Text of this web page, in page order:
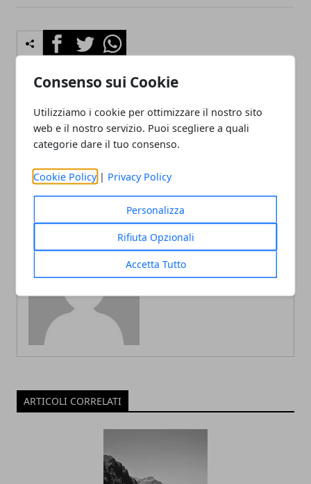
Consenso sui Cookie
Utilizziamo i cookie per ottimizzare il nostro sito
web e il nostro servizio. Puoi scegliere a quali
categorie dare il tuo consenso.
Cookie Policy | Privacy Policy
Personalizza
Rifiuta Opzionali
Accetta Tutto
FacebookTwitterWhatsapp
Articolo Precedente
Mostro: la serie TV su
Jeffrey Dahmer diventa
Articolo Successivo
Recensione − la trilogia di
Halloween diretta da David
Redazione
ARTICOLI CORRELATI